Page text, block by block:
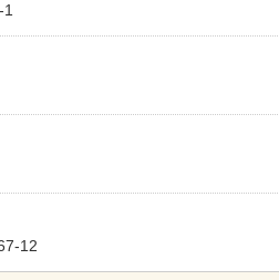
1
12